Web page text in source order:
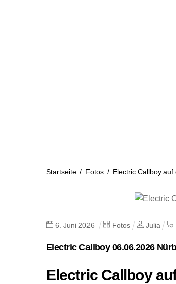
Startseite / Fotos / Electric Callboy
6 Juni 2026 Fotos Julia
Electric Callboy 06.06.2026
Electric Callboy